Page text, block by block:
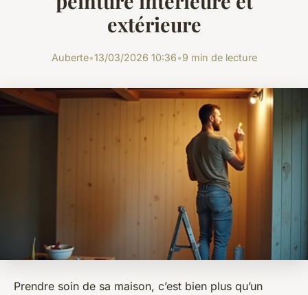
extérieure
Auberte•13/03/2026 10:36•9 min de lecture
Prendre soin de sa maison, c’est bien plus qu’un